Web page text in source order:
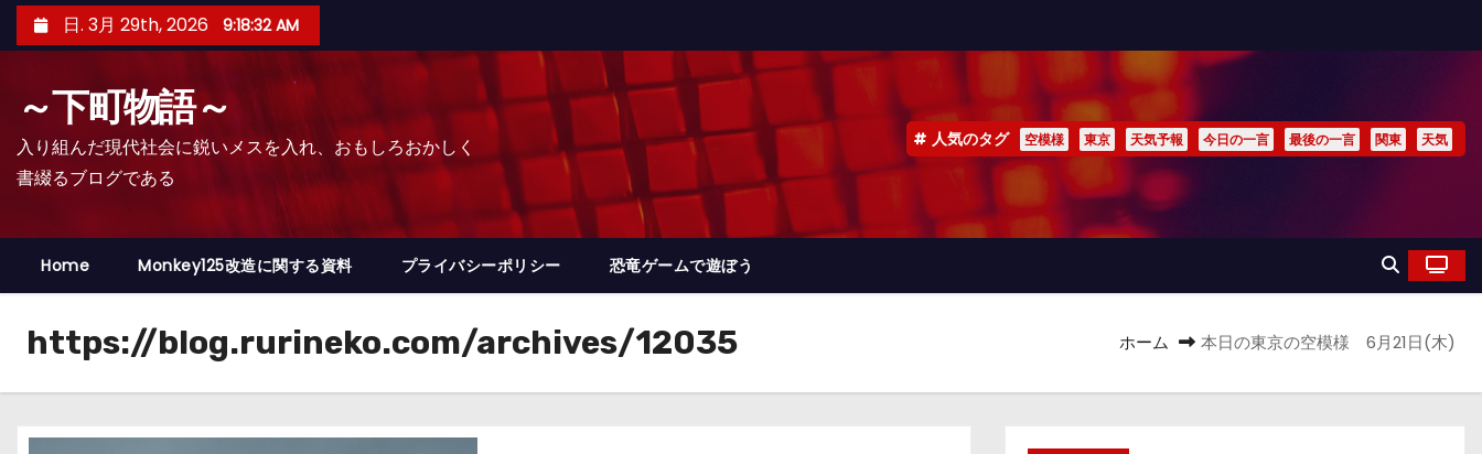
ン
プ
日. 3月 29th, 2026 9:18:34 AM
～下町物語～
入り組んだ現代社会に鋭いメスを入れ、おもしろおかしく
書綴るブログである
人気のタグ 空模様 東京 天気予報 今日の一言 最後の一言 関東 天気
Home Monkey125改造に関する資料 プライバシーポリシー 恐竜ゲームで遊ぼう
https://blog.rurineko.com/archives/12035 ホーム 本日の東京の空模様 6月21日(木)